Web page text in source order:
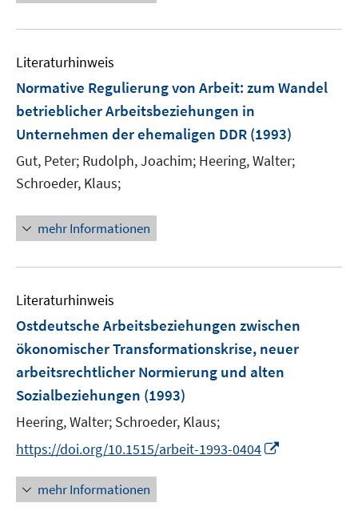
Literaturhinweis
Normative Regulierung von Arbeit: zum Wandel
betrieblicher Arbeitsbeziehungen in
Unternehmen der ehemaligen DDR (1993)
Gut, Peter; Rudolph, Joachim; Heering, Walter;
Schroeder, Klaus;
mehr Informationen
Literaturhinweis
Ostdeutsche Arbeitsbeziehungen zwischen
ökonomischer Transformationskrise, neuer
arbeitsrechtlicher Normierung und alten
Sozialbeziehungen (1993)
Heering, Walter; Schroeder, Klaus;
https://doi.org/10.1515/arbeit-1993-0404
mehr Informationen